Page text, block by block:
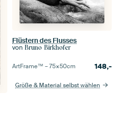
Flüstern des Flusses
von Bruno Birkhofer
ArtFrame™ –75×50cm 148,-
Größe & Material selbst wählen